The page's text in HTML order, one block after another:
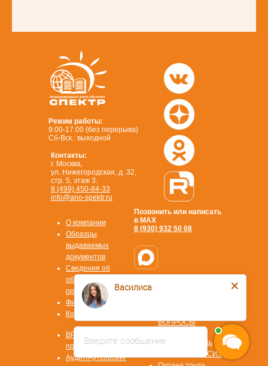
Режим работы:
9.00-17.00 (без перерыва)
Сб-Вск.: выходной
Позвонить или написать
в MAX
8 (930) 932 50 08
Контакты:
г. Москва,
ул. Нижегородская, д. 32,
стр. 5, этаж 3.
8 (499) 450-84-33
info@ano-spektr.ru
ВОПРОСЫ
ВРМ СОТ
программа
Аудит/Аутсорсинг
Первая помощь
Охрана труда СИЗ
О компании
Образцы
выдаваемых
документов
Сведения об
образовательной
организации
Физ. лицам
Контакты
Введите сообщение
Василиса